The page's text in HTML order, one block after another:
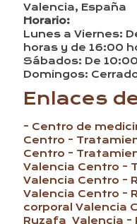
Valencia, España
Horario:
Lunes a Viernes:
horas y de 16:00
Sábados: De
Domingos:
Enlaces
- Centro de
Centro -
Centro -
Valencia Centro -
Valencia Centro -
Valencia Centro -
corporal Valencia
Ruzafa Valencia -